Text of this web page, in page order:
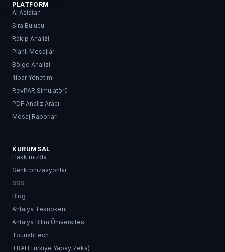
PLATFORM
AI Asistan
Sıra Bulucu
Rakip Analizi
Planlı Mesajlar
Bölge Analizi
İtibar Yönetimi
RevPAR Simülatörü
PDF Analiz Aracı
Mesaj Raporları
KURUMSAL
Hakkımızda
Senkronizasyonlar
SSS
Blog
Antalya Teknokent
Antalya Bilim Üniversitesi
TourishTech
TRAI (Türkiye Yapay Zeka)